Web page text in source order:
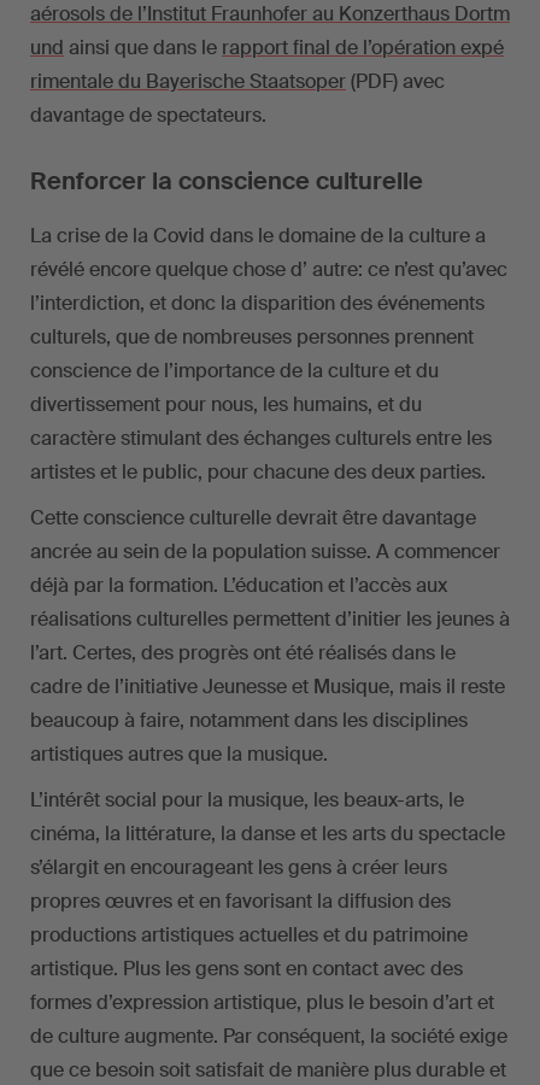
aérosols de l’Institut Fraunhofer au Konzerthaus Dortm
und ainsi que dans le rapport final de l’opération expé
rimentale du Bayerische Staatsoper(PDF) avec
davantage de spectateurs.
Renforcer la conscience culturelle
La crise de la Covid dans le domaine de la culture a
révélé encore quelque chose d’ autre: ce n’est qu’avec
l’interdiction, et donc la disparition des événements
culturels, que de nombreuses personnes prennent
conscience de l’importance de la culture et du
divertissement pour nous, les humains, et du
caractère stimulant des échanges culturels entre les
artistes et le public, pour chacune des deux parties.
Cette conscience culturelle devrait être davantage
ancrée au sein de la population suisse. A commencer
déjà par la formation. L’éducation et l’accès aux
réalisations culturelles permettent d’initier les jeunes à
l’art. Certes, des progrès ont été réalisés dans le
cadre de l’initiative Jeunesse et Musique, mais il reste
beaucoup à faire, notamment dans les disciplines
artistiques autres que la musique.
L’intérêt social pour la musique, les beaux-arts, le
cinéma, la littérature, la danse et les arts du spectacle
s’élargit en encourageant les gens à créer leurs
propres œuvres et en favorisant la diffusion des
productions artistiques actuelles et du patrimoine
artistique. Plus les gens sont en contact avec des
formes d’expression artistique, plus le besoin d’art et
de culture augmente. Par conséquent, la société exige
que ce besoin soit satisfait de manière plus durable et